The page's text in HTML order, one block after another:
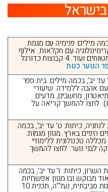
בישראל
מילים: פנימיה עם מגמת
עם חקלאות. אילוף
כלבים, רכיבה על סוסים, קרב מגע, מטווחים ועוד. 4 קבוצות כדורגל
הנוער כנות
עד יב’, בכמה מילים: בית ספר
אהבה ללמידה. שיעורי
מחשבים, מדעים
לחצו להמשך קריאה על
לנתניה, כיתות: ט’ עד יב’, בכמה
היפים בארץ. מגוון מגמות:
טכנולוגית ללימודי
לבני נוער. לחצו להמשך
השרון, כיתות: ז’ עד יב’, בכמה
מבוקש ובו מגוון אפשרויות
רב: כיתת מחוננים, כיתת מופת, מנהיגות סביבתית, נעל”ה, תכנית 10